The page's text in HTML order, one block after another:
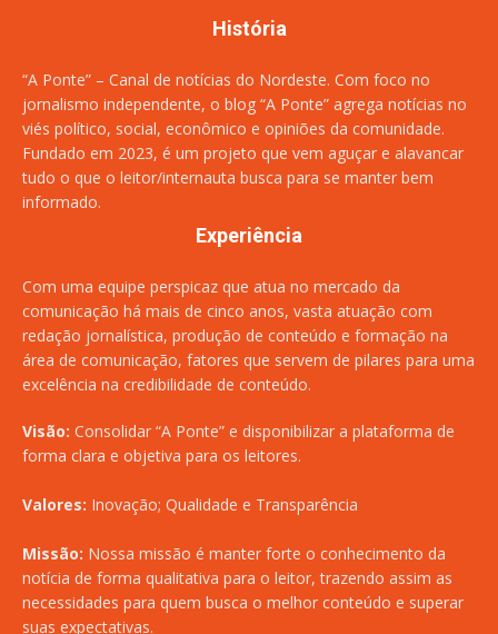
História
“A Ponte” – Canal de notícias do Nordeste. Com foco no
jornalismo independente, o blog “A Ponte” agrega notícias no
viés político, social, econômico e opiniões da comunidade.
Fundado em 2023, é um projeto que vem aguçar e alavancar
tudo o que o leitor/internauta busca para se manter bem
informado.
Experiência
Com uma equipe perspicaz que atua no mercado da
comunicação há mais de cinco anos, vasta atuação com
redação jornalística, produção de conteúdo e formação na
área de comunicação, fatores que servem de pilares para uma
excelência na credibilidade de conteúdo.
Visão: Consolidar “A Ponte” e disponibilizar a plataforma de
forma clara e objetiva para os leitores.
Valores: Inovação; Qualidade e Transparência
Missão: Nossa missão é manter forte o conhecimento da
notícia de forma qualitativa para o leitor, trazendo assim as
necessidades para quem busca o melhor conteúdo e superar
suas expectativas.